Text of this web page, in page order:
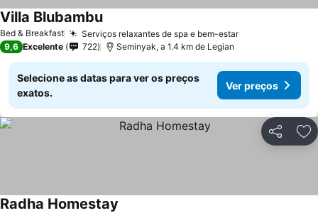
Bed & Breakfast Serviços relaxantes de spa e bem-estarVer preços
Villa BlubambuVer preços
9,6 Excelente 722 Seminyak, a 1.4 km de Legian
Selecione as datas para ver os preços
exatos.
Ver preços
Partilhar
Radha Homestay